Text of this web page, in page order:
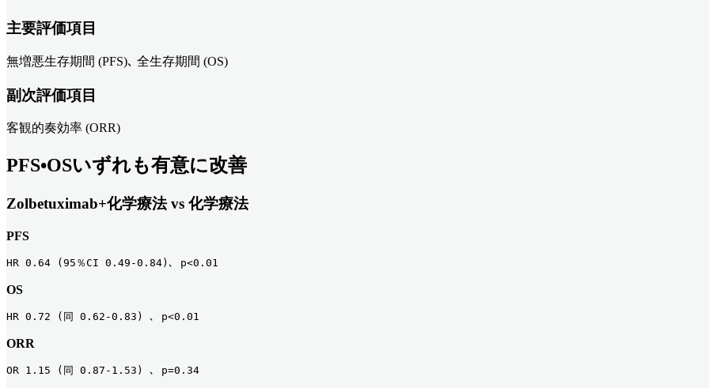
主要評価項目
無増悪生存期間 (PFS)､ 全生存期間 (OS)
副次評価項目
客観的奏効率 (ORR)
PFS•OSいずれも有意に改善
Zolbetuximab+化学療法 vs 化学療法
PFS
HR 0.64 (95％CI 0.49-0.84)､ p<0.01
OS
HR 0.72 (同 0.62-0.83) ､ p<0.01
ORR
OR 1.15 (同 0.87-1.53) ､ p=0.34